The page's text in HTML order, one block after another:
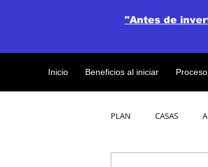
Inicio Beneficios al iniciar
"Antes de
PLAN CASAS